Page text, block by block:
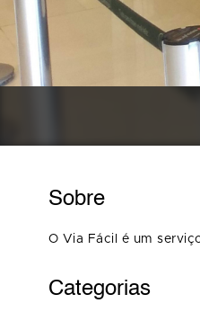
Sobre
O Via Fácil é um
Categorias